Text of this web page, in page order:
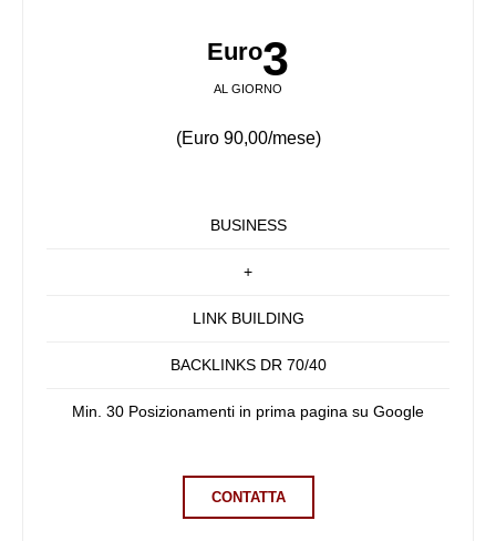
Euro3
AL GIORNO
(Euro 90,00/mese)
BUSINESS
+
LINK BUILDING
BACKLINKS DR 70/40
Min. 30 Posizionamenti in prima pagina su Google
CONTATTA